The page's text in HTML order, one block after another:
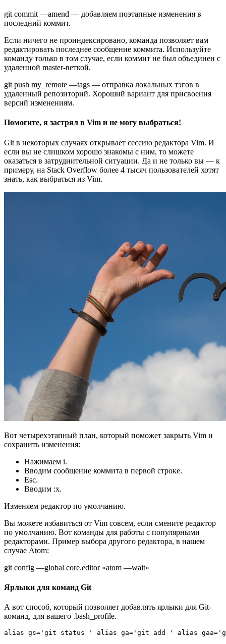
git commit —amend — добавляем поэтапные изменения в
последний коммит.
Если ничего не проиндексировано, команда позволяет вам
редактировать последнее сообщение коммита. Используйте
команду только в том случае, если коммит не был объединен с
удаленной master-веткой.
git push my_remote —tags — отправка локальных тэгов в
удаленный репозиторий. Хороший вариант для присвоения
версий изменениям.
Помогите, я застрял в Vim и не могу выбраться!
Git в некоторых случаях открывает сессию редактора Vim. И
если вы не слишком хорошо знакомы с ним, то можете
оказаться в затруднительной ситуации. Да и не только вы — к
примеру, на Stack Overflow более 4 тысяч пользователей хотят
знать, как выбраться из Vim.
Вот четырехэтапный план, который поможет закрыть Vim и
сохранить изменения:
Нажимаем i.
Вводим сообщение коммита в первой строке.
Esc.
Вводим :x.
Изменяем редактор по умолчанию.
Вы можете избавиться от Vim совсем, если смените редактор
по умолчанию. Вот команды для работы с популярными
редакторами. Пример выбора другого редактора, в нашем
случае Atom:
git config —global core.editor «atom —wait»
Ярлыки для команд Git
А вот способ, который позволяет добавлять ярлыки для Git-
команд, для вашего .bash_profile.
alias gs='git status ' alias ga='git add ' alias